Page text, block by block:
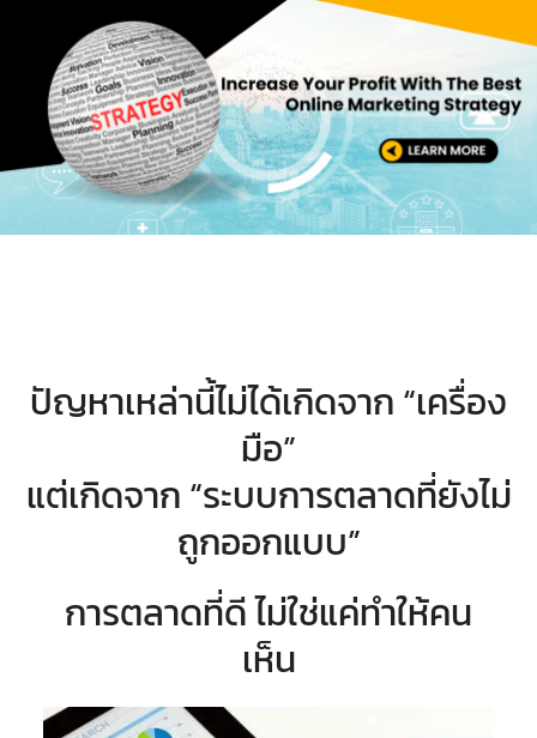
ปัญหาเหล่านี้ไม่ได้เกิดจาก “เครื่อง
มือ”
แต่เกิดจาก “ระบบการตลาดที่ยังไม่
ถูกออกแบบ”
การตลาดที่ดี ไม่ใช่แค่ทำให้คน
เห็น